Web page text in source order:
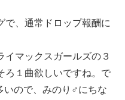
で、通常ドロップ報酬に
イマックスガールズの３
ろ１曲欲しいですね。で
いので、みのり♂にちな